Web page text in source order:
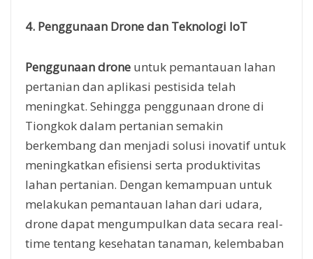
4. Penggunaan Drone dan Teknologi IoT
Penggunaan drone untuk pemantauan lahan
pertanian dan aplikasi pestisida telah
meningkat. Sehingga penggunaan drone di
Tiongkok dalam pertanian semakin
berkembang dan menjadi solusi inovatif untuk
meningkatkan efisiensi serta produktivitas
lahan pertanian. Dengan kemampuan untuk
melakukan pemantauan lahan dari udara,
drone dapat mengumpulkan data secara real-
time tentang kesehatan tanaman, kelembaban